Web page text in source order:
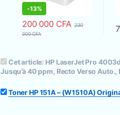
-13%
200 000 CFA 230
000CFA
Cet article: HP LaserJet Pro
Jusqu’à 40 ppm, Recto Verso Auto.,
Toner HP 151A – (W1510A)